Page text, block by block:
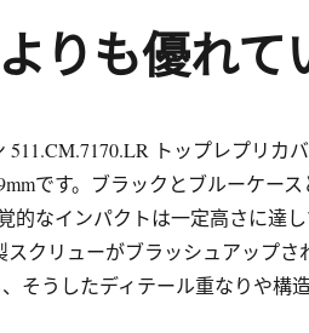
りも優れて
トップレプリカ
です。ブラックとブルーケー
的なインパクトは一定高さに達
クリューがブラッシュアップさ
そうしたディテール重なりや構